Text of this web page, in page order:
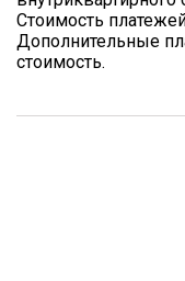
Стоимость
Дополнительные
стоимость.